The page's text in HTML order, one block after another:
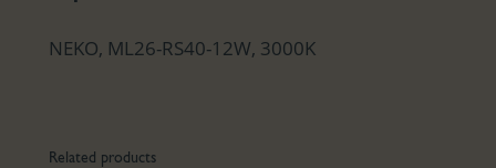
NEKO, ML26-RS40-12W, 3000K
Related products